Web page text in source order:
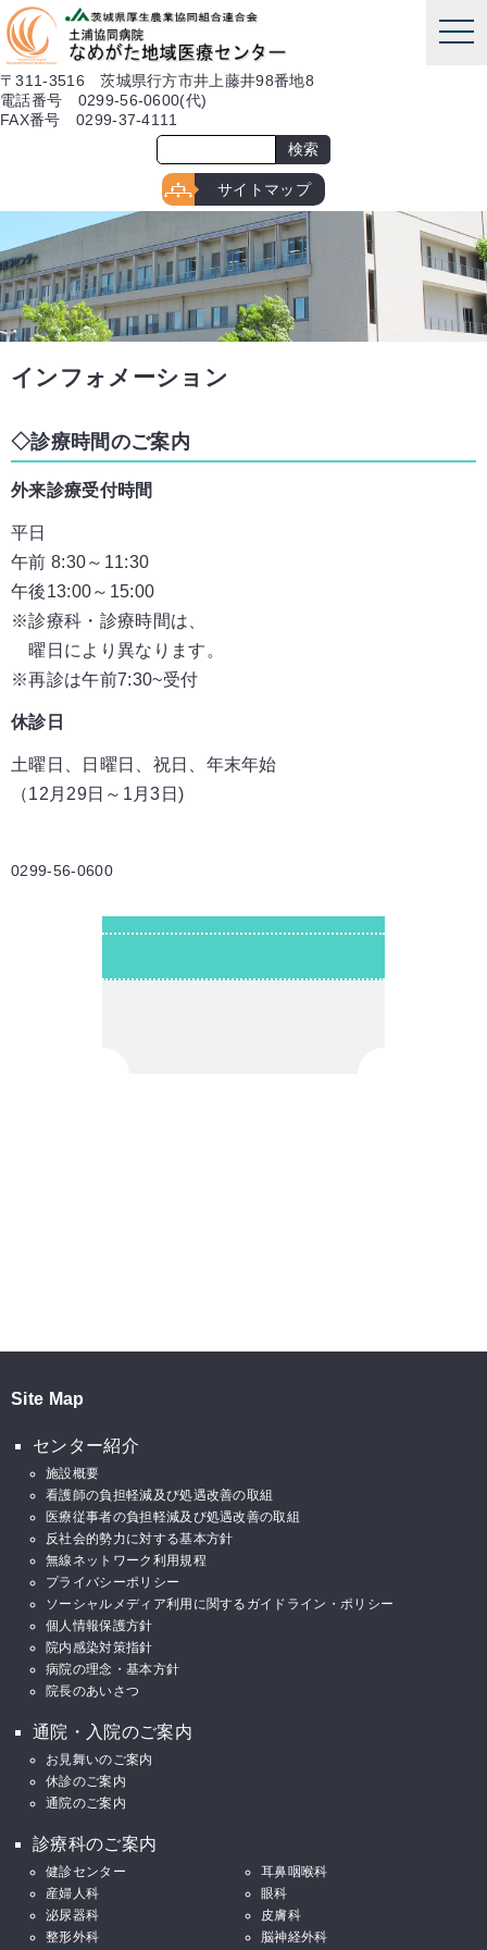
本文へ
〒311-3516 茨城県行方市井上藤井98番地8
電話番号 0299-56-0600(代)
FAX番号 0299-37-4111
サイトマップ
インフォメーション
診療時間のご案内
外来診療受付時間
平日
午前 8:30～11:30
午後13:00～15:00
※診療科・診療時間は、
曜日により異なります。
※再診は午前7:30~受付
休診日
土曜日、日曜日、祝日、年末年始
（12月29日～1月3日)
0299-56-0600
Site Map
センター紹介
施設概要
看護師の負担軽減及び処遇改善の取組
医療従事者の負担軽減及び処遇改善の取組
反社会的勢力に対する基本方針
無線ネットワーク利用規程
プライバシーポリシー
ソーシャルメディア利用に関するガイドライン・ポリシー
個人情報保護方針
院内感染対策指針
病院の理念・基本方針
院長のあいさつ
通院・入院のご案内
お見舞いのご案内
休診のご案内
通院のご案内
診療科のご案内
健診センター
耳鼻咽喉科
産婦人科
眼科
泌尿器科
皮膚科
整形外科
脳神経外科